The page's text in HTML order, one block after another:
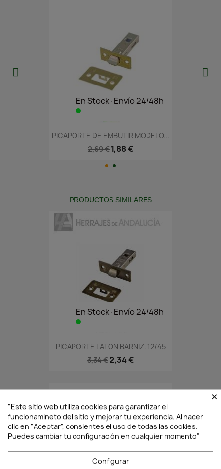
En Stock·Envío 24/48h
PICAPORTE DE EMBUTIR MODELO...
2,69 € 1,88 €
PRODUCTOS SIMILARES
En Stock·Envío 24/48h
PICAPORTE LATON BARNIZ. 12/45
3,34 € 2,34 €
×
"Este sitio web utiliza cookies para garantizar el
funcionamineto del sitio y mejorar tu experiencia. Al hacer
clic en "Aceptar", consientes el uso de todas las cookies.
Puedes cambiar tu configuración en cualquier momento"
Configurar